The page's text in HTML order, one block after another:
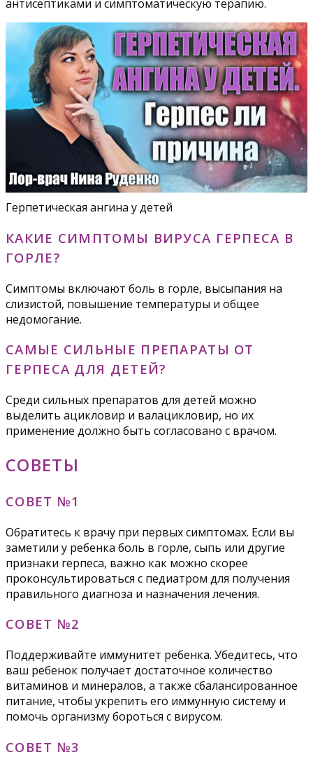
антисептиками и симптоматическую терапию.
Герпетическая ангина у детей
КАКИЕ СИМПТОМЫ ВИРУСА ГЕРПЕСА В
ГОРЛЕ?
Симптомы включают боль в горле, высыпания на
слизистой, повышение температуры и общее
недомогание.
САМЫЕ СИЛЬНЫЕ ПРЕПАРАТЫ ОТ
ГЕРПЕСА ДЛЯ ДЕТЕЙ?
Среди сильных препаратов для детей можно
выделить ацикловир и валацикловир, но их
применение должно быть согласовано с врачом.
СОВЕТЫ
СОВЕТ №1
Обратитесь к врачу при первых симптомах. Если вы
заметили у ребенка боль в горле, сыпь или другие
признаки герпеса, важно как можно скорее
проконсультироваться с педиатром для получения
правильного диагноза и назначения лечения.
СОВЕТ №2
Поддерживайте иммунитет ребенка. Убедитесь, что
ваш ребенок получает достаточное количество
витаминов и минералов, а также сбалансированное
питание, чтобы укрепить его иммунную систему и
помочь организму бороться с вирусом.
СОВЕТ №3